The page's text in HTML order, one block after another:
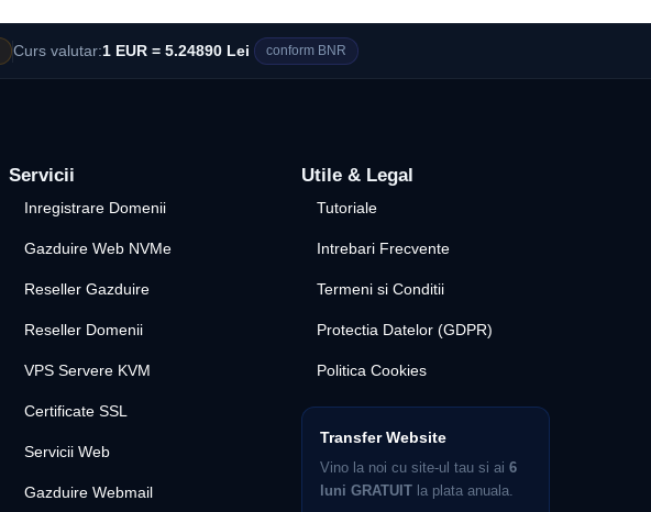
Curs valutar:1 EUR = 5.24890 Lei conform BNR
Servicii
Inregistrare Domenii
Gazduire Web NVMe
Reseller Gazduire
Reseller Domenii
VPS Servere KVM
Certificate SSL
Servicii Web
Gazduire Webmail
Utile & Legal
Tutoriale
Intrebari Frecvente
Termeni si Conditii
Protectia Datelor (GDPR)
Politica Cookies
Transfer Website
Vino la noi cu site-ul tau si ai 6
luni GRATUITla plata anuala.